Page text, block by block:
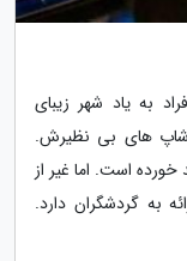
به یاد شهر زیبای
شاپ های بی نظیرش.
خورده است. اما غیر از
به گردشگران دارد.